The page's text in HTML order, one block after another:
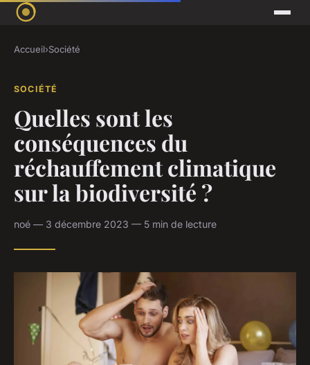
Accueil›Société
SOCIÉTÉ
Quelles sont les
conséquences du
réchauffement climatique
sur la biodiversité ?
noé — 3 décembre 2023 — 5 min de lecture